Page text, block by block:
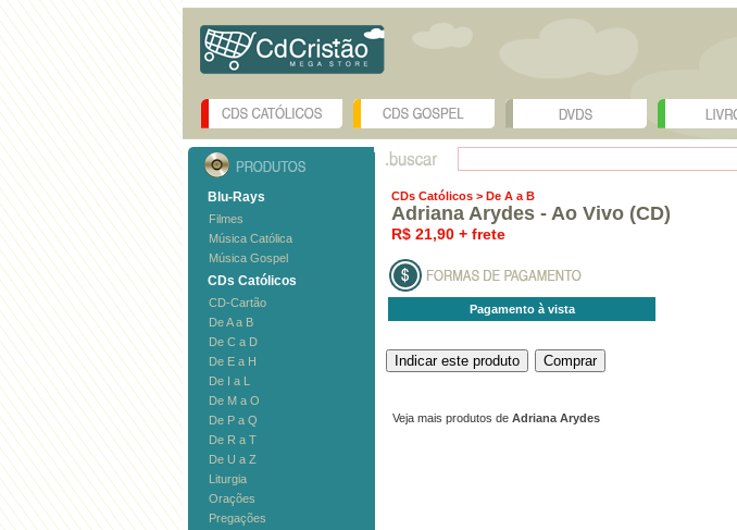
Blu-Rays
Filmes
Música Católica
Música Gospel
CDs Católicos
CD-Cartão
De A a B
De C a D
De E a H
De I a L
De M a O
De P a Q
De R a T
De U a Z
Liturgia
Orações
Pregações
CDs Católicos > De A a B
Adriana Arydes - Ao Vivo (CD)
R$ 21,90 + frete
Pagamento à vista
Veja mais produtos de Adriana Arydes